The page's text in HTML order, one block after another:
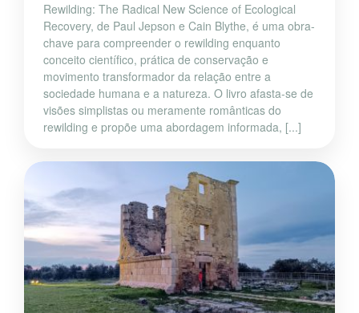
Rewilding: The Radical New Science of Ecological
Recovery, de Paul Jepson e Cain Blythe, é uma obra-
chave para compreender o rewilding enquanto
conceito científico, prática de conservação e
movimento transformador da relação entre a
sociedade humana e a natureza. O livro afasta-se de
visões simplistas ou meramente românticas do
rewilding e propõe uma abordagem informada, [...]